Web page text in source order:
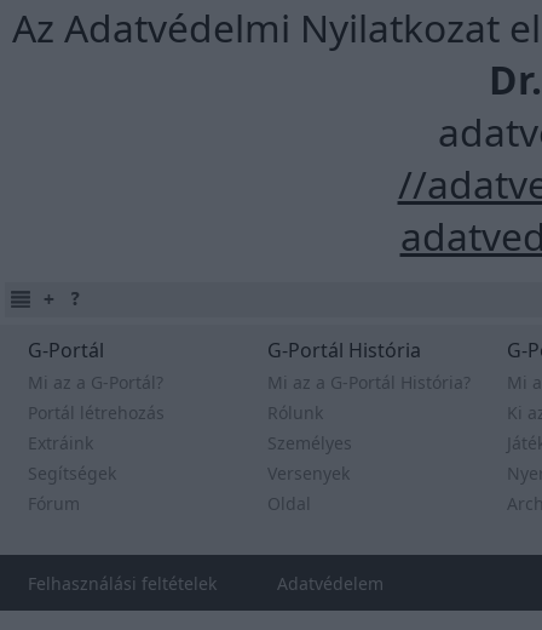
Az Adatvédelmi Nyilatkozat
//
G-Portál
Mi az a G-Portál?
Portál létrehozás
Extráink
Segítségek
Fórum
G-Portál História
Mi az a G-Portál História?
Rólunk
Személyes
Versenyek
Oldal
G-
Mi
Ki
Felhasználási feltételek Adatvédelem